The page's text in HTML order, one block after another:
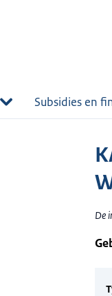
Subsidies en
De